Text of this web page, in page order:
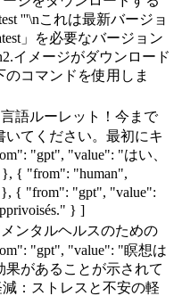
'''\nこれは最新バージョ
」を必要なバージョン
イメージがダウンロード
コマンドを使用しま
語ルーレット！今まで
てください。最初にキ
"gpt", "value": "はい、
{ "from": "human",
{ "from": "gpt", "value":
} ]
ンタルヘルスのための
"gpt", "value": "瞑想は
があることが示されて
：ストレスと不安の軽